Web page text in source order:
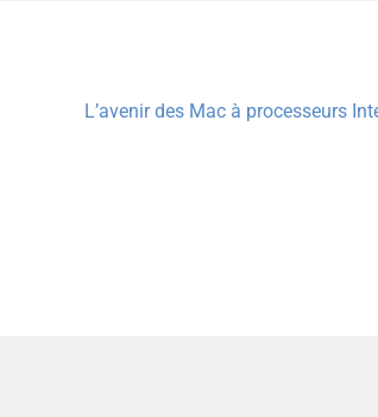
Article
L’avenir des Mac à processeurs